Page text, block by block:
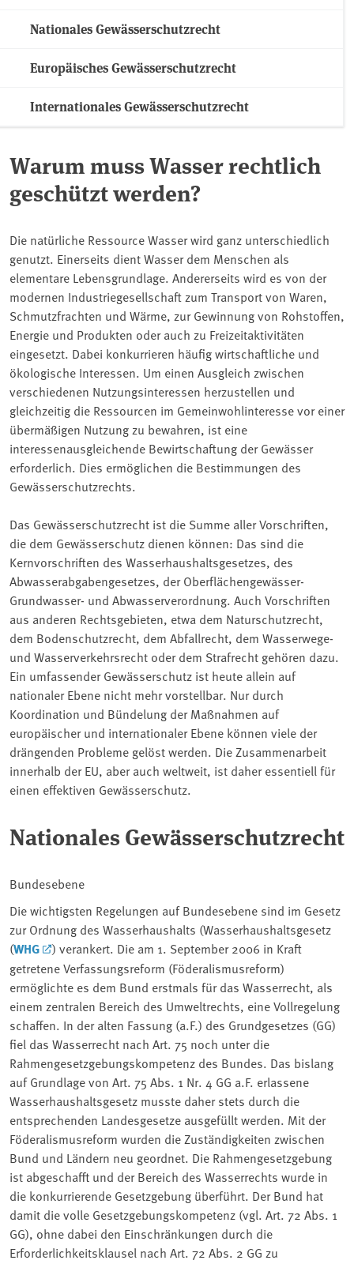
Nationales Gewässerschutzrecht
Europäisches Gewässerschutzrecht
Internationales Gewässerschutzrecht
Warum muss Wasser rechtlich
geschützt werden?
Die natürliche Ressource Wasser wird ganz unterschiedlich
genutzt. Einerseits dient Wasser dem Menschen als
elementare Lebensgrundlage. Andererseits wird es von der
modernen Industriegesellschaft zum Transport von Waren,
Schmutzfrachten und Wärme, zur Gewinnung von Rohstoffen,
Energie und Produkten oder auch zu Freizeitaktivitäten
eingesetzt. Dabei konkurrieren häufig wirtschaftliche und
ökologische Interessen. Um einen Ausgleich zwischen
verschiedenen Nutzungsinteressen herzustellen und
gleichzeitig die Ressourcen im Gemeinwohlinteresse vor einer
übermäßigen Nutzung zu bewahren, ist eine
interessenausgleichende Bewirtschaftung der Gewässer
erforderlich. Dies ermöglichen die Bestimmungen des
Gewässerschutzrechts.
Das Gewässerschutzrecht ist die Summe aller Vorschriften,
die dem Gewässerschutz dienen können: Das sind die
Kernvorschriften des Wasserhaushaltsgesetzes, des
Abwasserabgabengesetzes, der Oberflächengewässer-
Grundwasser- und Abwasserverordnung. Auch Vorschriften
aus anderen Rechtsgebieten, etwa dem Naturschutzrecht,
dem Bodenschutzrecht, dem Abfallrecht, dem Wasserwege-
und Wasserverkehrsrecht oder dem Strafrecht gehören dazu.
Ein umfassender Gewässerschutz ist heute allein auf
nationaler Ebene nicht mehr vorstellbar. Nur durch
Koordination und Bündelung der Maßnahmen auf
europäischer und internationaler Ebene können viele der
drängenden Probleme gelöst werden. Die Zusammenarbeit
innerhalb der EU, aber auch weltweit, ist daher essentiell für
einen effektiven Gewässerschutz.
Nationales Gewässerschutzrecht
Bundesebene
Die wichtigsten Regelungen auf Bundesebene sind im Gesetz
zur Ordnung des Wasserhaushalts (Wasserhaushaltsgesetz
(WHG
) verankert. Die am 1. September 2006 in Kraft
getretene Verfassungsreform (Föderalismusreform)
ermöglichte es dem Bund erstmals für das Wasserrecht, als
einem zentralen Bereich des Umweltrechts, eine Vollregelung
schaffen. In der alten Fassung (a.F.) des Grundgesetzes (GG)
fiel das Wasserrecht nach Art. 75 noch unter die
Rahmengesetzgebungskompetenz des Bundes. Das bislang
auf Grundlage von Art. 75 Abs. 1 Nr. 4 GG a.F. erlassene
Wasserhaushaltsgesetz musste daher stets durch die
entsprechenden Landesgesetze ausgefüllt werden. Mit der
Föderalismusreform wurden die Zuständigkeiten zwischen
Bund und Ländern neu geordnet. Die Rahmengesetzgebung
ist abgeschafft und der Bereich des Wasserrechts wurde in
die konkurrierende Gesetzgebung überführt. Der Bund hat
damit die volle Gesetzgebungskompetenz (vgl. Art. 72 Abs. 1
GG), ohne dabei den Einschränkungen durch die
Erforderlichkeitsklausel nach Art. 72 Abs. 2 GG zu